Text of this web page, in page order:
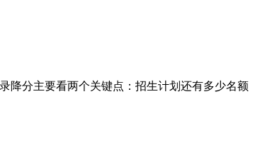
降分主要看两个关键点：招生计划还有多少名额